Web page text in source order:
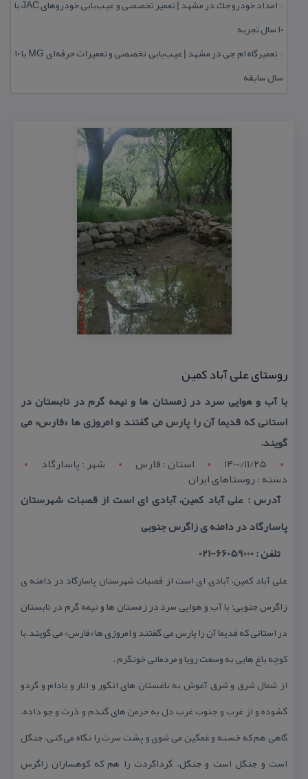
::
امداد خودرو جك در مشهد | تعمیر تخصصی و عیب‌یابی خودروهای JAC با
۱۰ سال تجربه
::
تعمیرگاه ام جی در مشهد | عیب‌یابی تخصصی و تعمیرات حرفه‌ای MG با ۱۰
سال سابقه
روستای علی آباد كمین
با آب و هوایی سرد در زمستان ها و نیمه گرم در تابستان در
استانی كه قدیما آن را پارس می گفتند و امروزی ها «فارس» می
گویند.
1400/11/25
استان : فارس شهر : پاسارگاد
دسته : روستاهای ایران
آدرس : علی آباد كمین، آبادی ای است از قصبات شهرستان
پاسارگاد در دامنه ی زاگرس جنوبی
تلفن : 66059000-021
علی آباد كمین، آبادی ای است از قصبات شهرستان پاسارگاد در دامنه ی
زاگرس جنوبی؛ با آب و هوایی سرد در زمستان ها و نیمه گرم در تابستان
در استانی كه قدیما آن را پارس می گفتند و امروزی ها «فارس» می گویند.با
كوچه باغ هایی به وسعت رویا و مردمانی خونگرم .
از شمال شرق و شرق آغوش به باغستان های انگور و انار و بادام و گردو
گشوده و از غرب و جنوب غرب دل به خرمن های گندم و ذرت و جو داده.
گاهی هم كه خسته و غمگین می شوی و پشت سرت را نگاه می كنی، جنگل
است و جنگل است و جنگل. گرداگردت را هم كه كوهساران زاگرس